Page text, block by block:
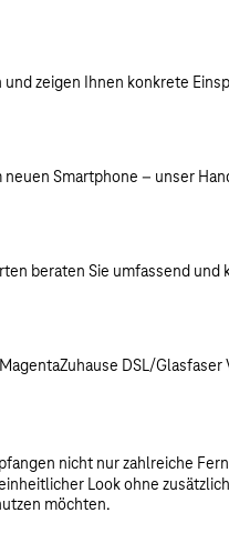
zeigen Ihnen konkrete
Smartphone – unser
beraten Sie umfassend und
DSL/
nicht nur zahlreiche
Look ohne
möchten.